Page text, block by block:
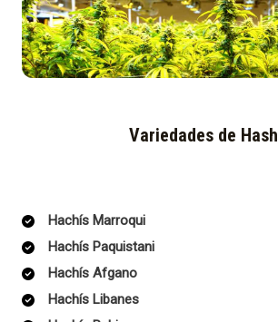
Variedades de Hash
Hachís Marroqui
Hachís Paquistani
Hachís Afgano
Hachís Libanes